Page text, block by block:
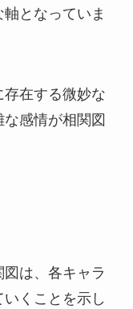
となっていま
在する微妙な
感情が相関図
図は、各キャラ
くことを示し